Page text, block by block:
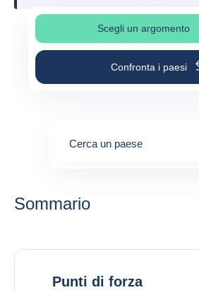
Scegli un argomento
Seleziona
Confronta i paesi
Cerca un paese
Sommario
Punti di forza